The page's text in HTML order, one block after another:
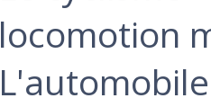
locomotion
L'automobile‎